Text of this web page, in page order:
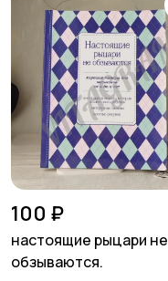
100 ₽
настоящие рыцари не
обзываются.